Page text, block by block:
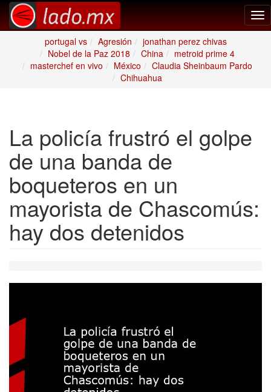
portugal vs
Agresión
jonathan perez chivas
Nobel de la Paz 2018
China
metroid prime 4
masterchef en vivo
México
Claudia Sheinbaum Pardo
Chihuahua
La policía frustró el golpe
de una banda de
boqueteros en un
mayorista de Chascomús:
hay dos detenidos